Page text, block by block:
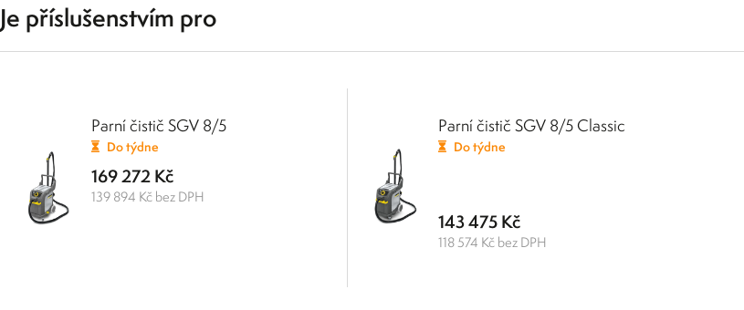
Je příslušenstvím pro
Parní čistič SGV 8/5
Do týdne
169 272 Kč
139 894 Kč bez DPH
Parní čistič SGV 8/5 Classic
Do týdne
143 475 Kč
118 574 Kč bez DPH